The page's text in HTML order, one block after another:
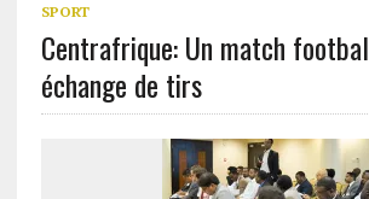
SPORT
Centrafrique: Un match
échange de tirs